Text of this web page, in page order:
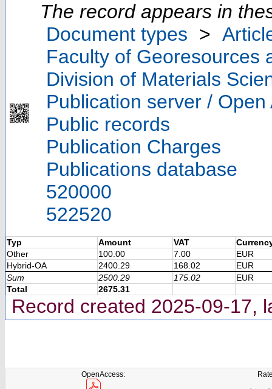
The record appears in
Document types >
Faculty of Georesources
Division of Materials
Publication server / Open
Public records
Publication Charges
Publications database
520000
522520
Typ Amount VAT
Other
100.00 7.00
EUR
Hybrid-OA
2400.29 168.02
EUR
Sum
2500.29 175.02
EUR
Total
2675.31
Record created 2025-09-17,
OpenAccess: